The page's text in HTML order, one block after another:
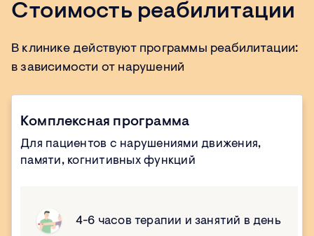
Стоимость реабилитации
В клинике действуют программы реабилитации:
в зависимости от нарушений
Комплексная программа
Для пациентов с нарушениями движения,
памяти, когнитивных функций
4-6 часов терапии и занятий в день